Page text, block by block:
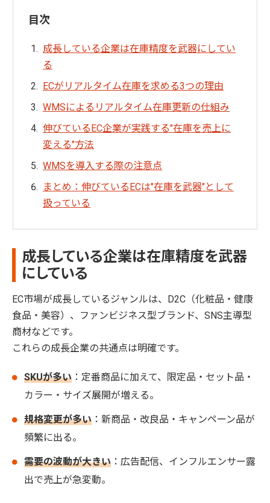
目次
成長している企業は在庫精度を武器にしてい
る
ECがリアルタイム在庫を求める3つの理由
WMSによるリアルタイム在庫更新の仕組み
伸びているEC企業が実践する"在庫を売上に
変える"方法
WMSを導入する際の注意点
まとめ：伸びているECは"在庫を武器"として
扱っている
成長している企業は在庫精度を武器
にしている
EC市場が成長しているジャンルは、D2C（化粧品・健康
食品・美容）、ファンビジネス型ブランド、SNS主導型
商材などです。
これらの成長企業の共通点は明確です。
SKUが多い ：定番商品に加えて、限定品・セット品・
カラー・サイズ展開が増える。
規格変更が多い ：新商品・改良品・キャンペーン品が
頻繁に出る。
需要の波動が大きい ：広告配信、インフルエンサー露
出で売上が急変動。